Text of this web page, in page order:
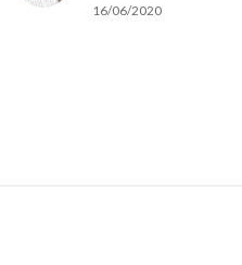
16/06/2020